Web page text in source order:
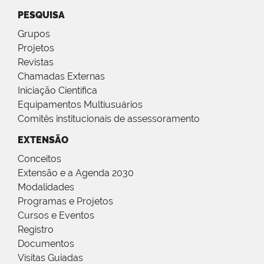
PESQUISA
Grupos
Projetos
Revistas
Chamadas Externas
Iniciação Científica
Equipamentos Multiusuários
Comitês institucionais de assessoramento
EXTENSÃO
Conceitos
Extensão e a Agenda 2030
Modalidades
Programas e Projetos
Cursos e Eventos
Registro
Documentos
Visitas Guiadas